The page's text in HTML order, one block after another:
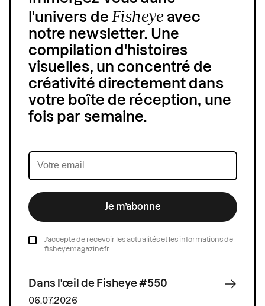
l'univers de Fisheyeavec
notre newsletter. Une
compilation d'histoires
visuelles, un concentré de
créativité directement dans
votre boîte de réception, une
fois par semaine.
Je m’abonne
J’accepte de recevoir les actualités et les informations de
fisheyemagazine.fr
Dans l'œil de Fisheye #550
06.07.2026